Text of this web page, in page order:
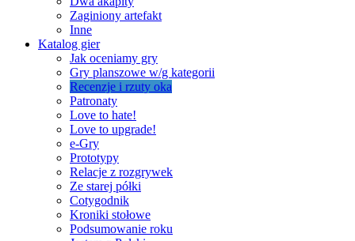
Zaginiony artefakt
Inne
Katalog gier
Jak oceniamy gry
Gry planszowe w/g kategorii
Recenzje i rzuty oka
Patronaty
Love to hate!
Love to upgrade!
e-Gry
Prototypy
Relacje z rozgrywek
Ze starej półki
Cotygodnik
Kroniki stołowe
Podsumowanie roku